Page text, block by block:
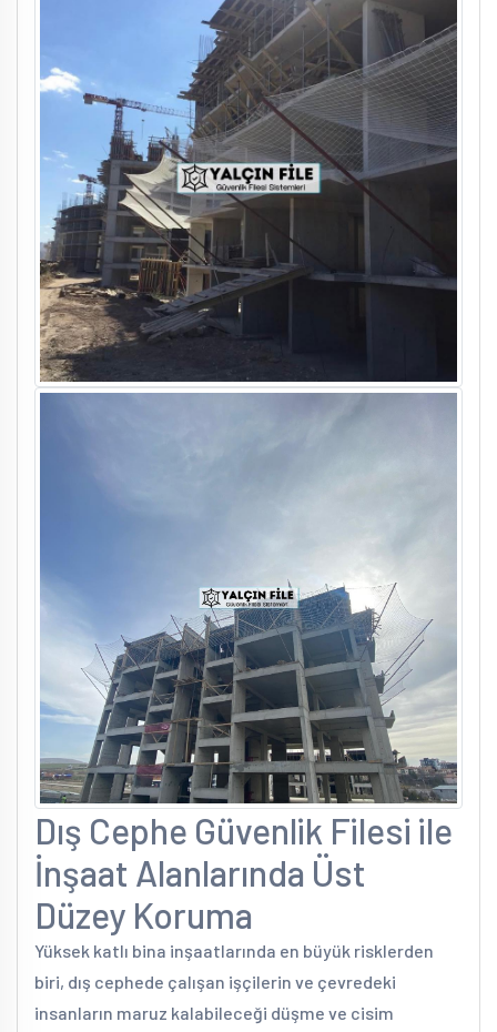
Dış Cephe Güvenlik Filesi ile
İnşaat Alanlarında Üst
Düzey Koruma
Yüksek katlı bina inşaatlarında en büyük risklerden
biri, dış cephede çalışan işçilerin ve çevredeki
insanların maruz kalabileceği düşme ve cisim